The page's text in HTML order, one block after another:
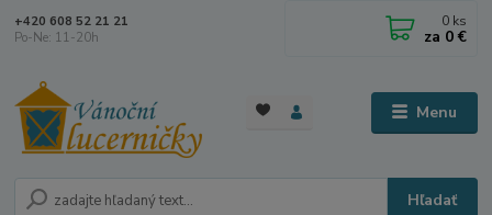
Menu
Hľadať
+420 608 52 21 21
Po-Ne: 11-20h
0 ks
za 0 €